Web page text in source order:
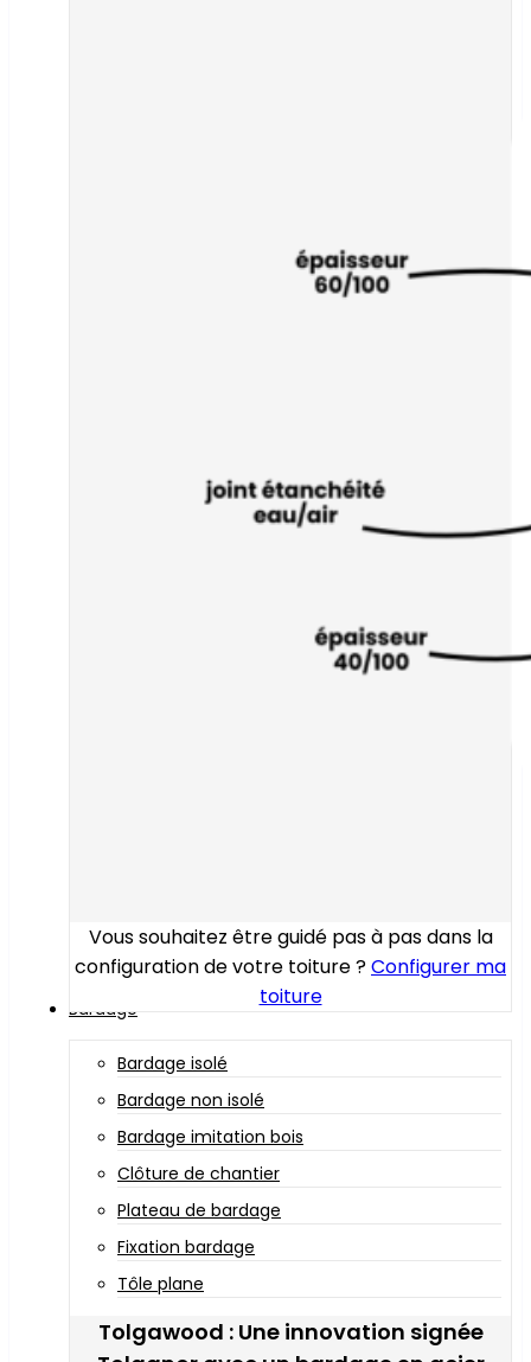
Vous souhaitez être guidé pas à pas dans la
configuration de votre toiture ?Configurer ma
toiture
Bardage
Bardage isolé
Bardage non isolé
Bardage imitation bois
Clôture de chantier
Plateau de bardage
Fixation bardage
Tôle plane
Tolgawood : Une innovation signée